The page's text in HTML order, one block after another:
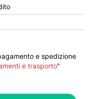
e spedizione
e trasporto"